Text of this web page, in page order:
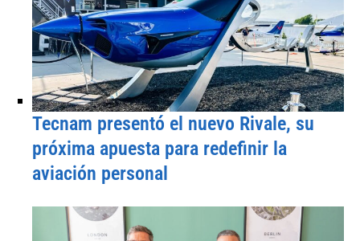
Tecnam presentó el nuevo Rivale, su
próxima apuesta para redefinir la
aviación personal